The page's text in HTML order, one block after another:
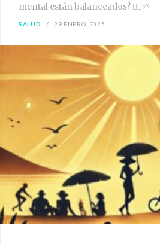
mental están balanceados? 🧘‍♀️🌱
SALUD 29 ENERO, 2025